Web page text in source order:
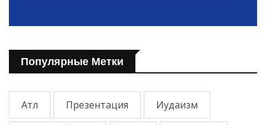
Популярные Метки
Атл Презентация Иудаизм